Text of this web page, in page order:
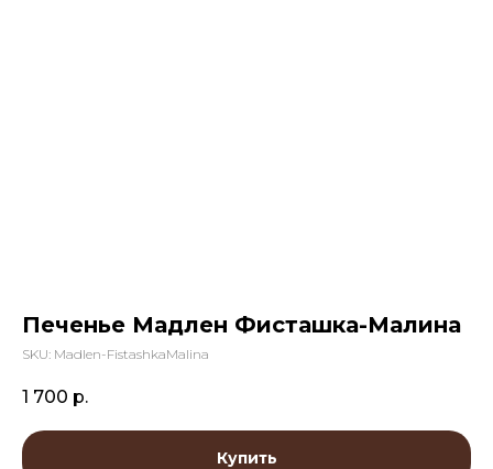
Печенье Мадлен Фисташка-Малина
SKU: Madlen-FistashkaMalina
1 700 р.
Купить